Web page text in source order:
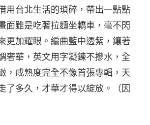
用台北生活的瑣碎，帶出一點點
面雖是吃著拉麵坐轎車，毫不閃
更加耀眼。編曲藍中透紫，鑲著
奢華，英文用字凝鍊不摻水，全
，成熟度完全不像首張專輯，天
了多久，才華才得以綻放。（因